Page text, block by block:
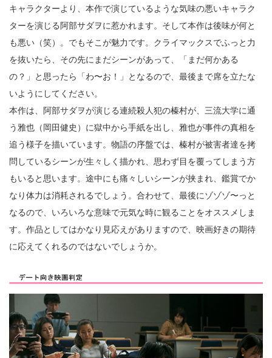
キャラクターより、本作で演じているような気味の悪いキャラク
ターを演じる阿部サダヲに惹かれます。そして本作は後味が何と
も悪い（笑）。でもそこが魅力です。クライマックスでふっと力
を抜いたら、その先にまだシーンがあって、「まだ何かある
の？」と思ったら「わ〜お！」となるので、最後まで席を立たな
いようにしてください。
本作は、阿部サダヲが演じる連続殺人犯の榛村が、三流大学に通
う雅也（岡田健史）に獄中から手紙を出し、雅也が事件の真相を
追う様子を描いています。物語の序盤では、榛村が被害者達を拷
問しているシーンが生々しく描かれ、思わず目を覆ってしまう方
もいると思います。途中にも痛々しいシーンが挟まれ、鑑賞でか
なり体力は消耗されるでしょう。合わせて、最後にゾゾゾ〜っと
なるので、いろいろな意味で元気な時に観ることをオススメしま
す。作品としてはかなり見応えがありますので、映画好きの期待
に応えてくれるのではないでしょうか。